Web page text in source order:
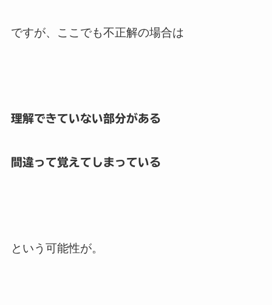
ですが、ここでも不正解の場合は
理解できていない部分がある
間違って覚えてしまっている
という可能性が。